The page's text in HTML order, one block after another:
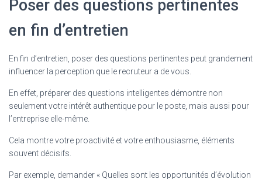
Poser des questions pertinentes
en fin d’entretien
En fin d’entretien, poser des questions pertinentes peut grandement
influencer la perception que le recruteur a de vous.
En effet, préparer des questions intelligentes démontre non
seulement votre intérêt authentique pour le poste, mais aussi pour
l’entreprise elle-même.
Cela montre votre proactivité et votre enthousiasme, éléments
souvent décisifs.
Par exemple, demander « Quelles sont les opportunités d’évolution